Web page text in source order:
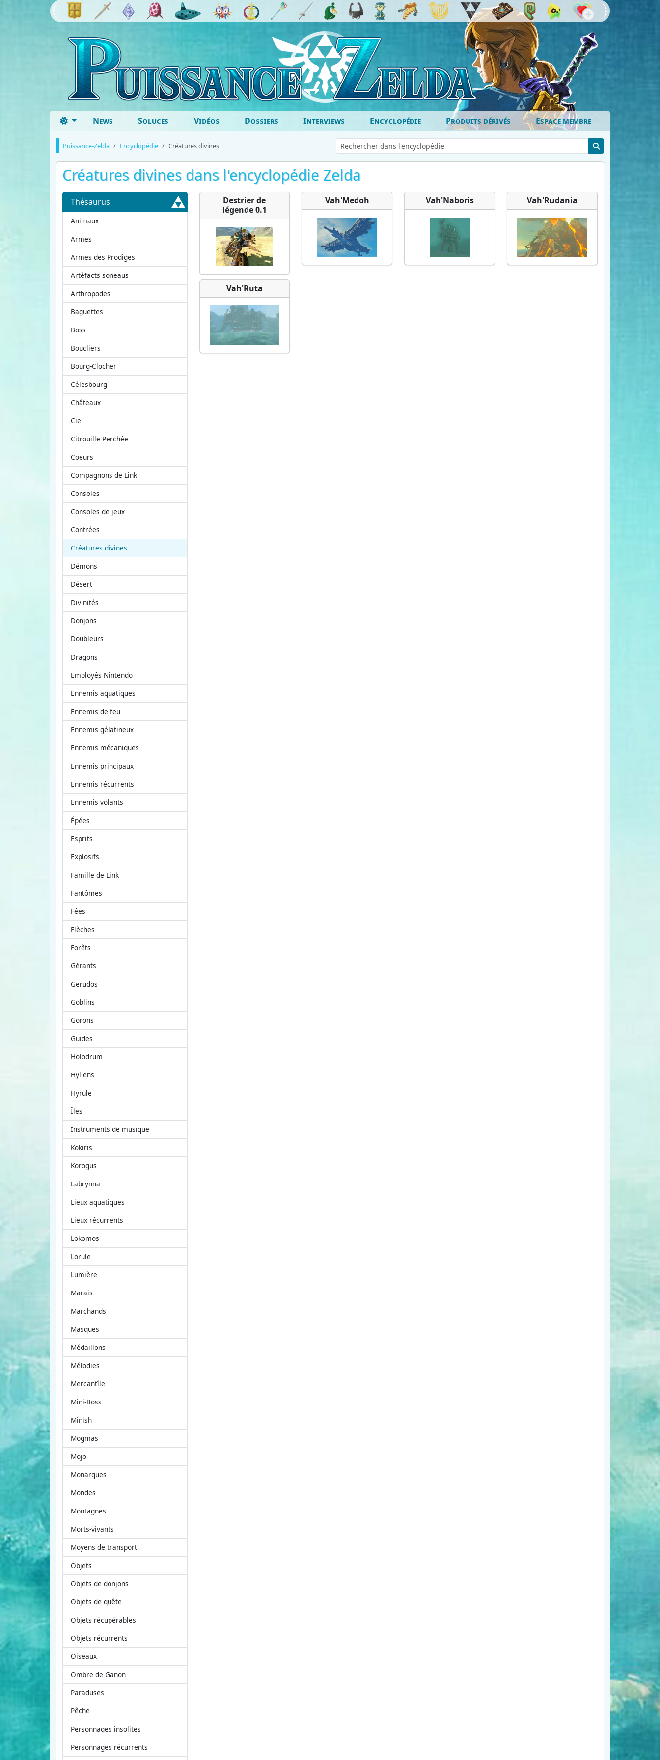
News Soluces Vidéos Dossiers Interviews Encyclopédie Produits dérivés Espace membre
Puissance-Zelda Encyclopédie Créatures divines
Créatures divinesdans l'encyclopédie Zelda
Thésaurus
Animaux
Armes
Armes des Prodiges
Artéfacts soneaus
Arthropodes
Baguettes
Boss
Boucliers
Bourg-Clocher
Célesbourg
Châteaux
Ciel
Citrouille Perchée
Coeurs
Compagnons de Link
Consoles
Consoles de jeux
Contrées
Créatures divines
Démons
Désert
Divinités
Donjons
Doubleurs
Dragons
Employés Nintendo
Ennemis aquatiques
Ennemis de feu
Ennemis gélatineux
Ennemis mécaniques
Ennemis principaux
Ennemis récurrents
Ennemis volants
Épées
Esprits
Explosifs
Famille de Link
Fantômes
Fées
Flèches
Forêts
Gérants
Gerudos
Goblins
Gorons
Guides
Holodrum
Hyliens
Hyrule
Îles
Instruments de musique
Kokiris
Korogus
Labrynna
Lieux aquatiques
Lieux récurrents
Lokomos
Lorule
Lumière
Marais
Marchands
Masques
Médaillons
Mélodies
Mercantîle
Mini-Boss
Minish
Mogmas
Mojo
Monarques
Mondes
Montagnes
Morts-vivants
Moyens de transport
Objets
Objets de donjons
Objets de quête
Objets récupérables
Objets récurrents
Oiseaux
Ombre de Ganon
Paraduses
Pêche
Personnages insolites
Personnages récurrents
Destrier de
légende 0.1
Vah'Medoh Vah'Naboris Vah'Rudania
Vah'Ruta